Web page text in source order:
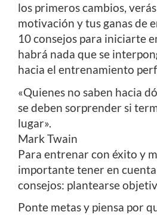
los primeros cambios,
motivación y tus ganas de
10 consejos para iniciarte
habrá nada que se
hacia el entrenamiento
«Quienes no saben hacia
se deben sorprender si
lugar».
Mark Twain
Para entrenar con éxito y
importante tener en
consejos: plantearse
Ponte metas y piensa por